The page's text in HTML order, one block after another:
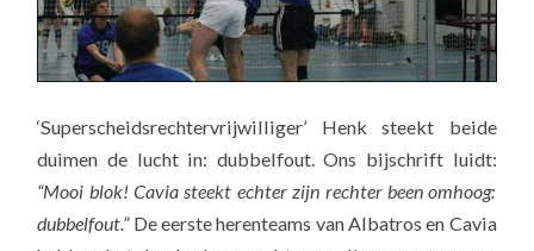
‘Superscheidsrechtervrijwilliger’ Henk steekt beide
duimen de lucht in: dubbelfout. Ons bijschrift luidt:
“Mooi blok! Cavia steekt echter zijn rechter been omhoog:
dubbelfout.”De eerste herenteams van Albatros en Cavia